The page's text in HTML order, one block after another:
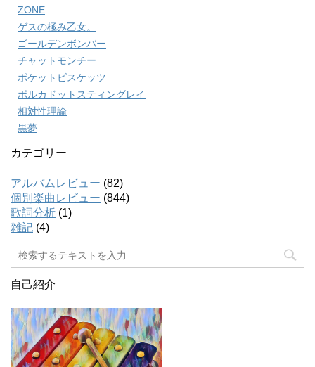
ZONE
ゲスの極み乙女。
ゴールデンボンバー
チャットモンチー
ポケットビスケッツ
ポルカドットスティングレイ
相対性理論
黒夢
カテゴリー
アルバムレビュー (82)
個別楽曲レビュー (844)
歌詞分析 (1)
雑記 (4)
自己紹介